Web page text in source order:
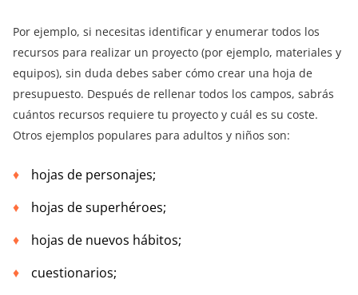
Por ejemplo, si necesitas identificar y enumerar todos los
recursos para realizar un proyecto (por ejemplo, materiales y
equipos), sin duda debes saber cómo crear una hoja de
presupuesto. Después de rellenar todos los campos, sabrás
cuántos recursos requiere tu proyecto y cuál es su coste.
Otros ejemplos populares para adultos y niños son:
hojas de personajes;
hojas de superhéroes;
hojas de nuevos hábitos;
cuestionarios;